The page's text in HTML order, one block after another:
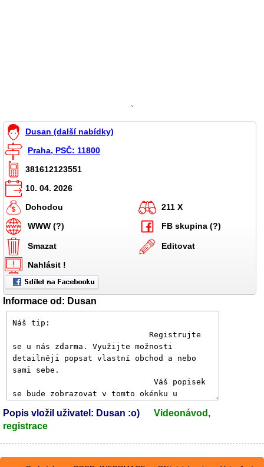
`
Dusan (další nabídky)
Praha, PSČ: 11800
381612123551
10. 04. 2026
Dohodou
211 X
WWW (?)
FB skupina (?)
Smazat
Editovat
Nahlásit !
Informace od: Dusan
Popis vložil uživatel: Dusan :o)
Videonávod,
registrace